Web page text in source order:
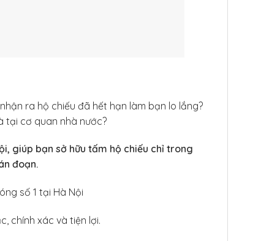
ra hộ chiếu đã hết hạn làm bạn lo lắng?
tại cơ quan nhà nước?
giúp bạn sở hữu tấm hộ chiếu chỉ trong
đoạn.
số 1 tại Hà Nội
chính xác và tiện lợi.